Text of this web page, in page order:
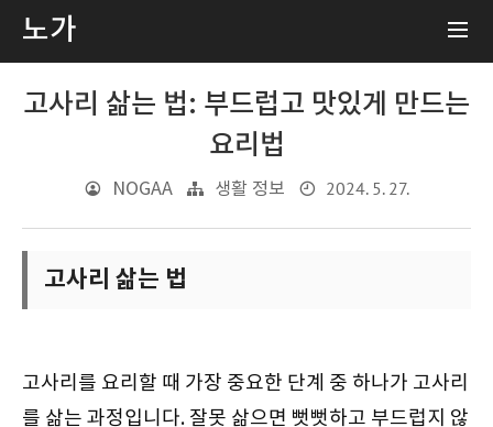
노가
고사리 삶는 법: 부드럽고 맛있게 만드는
요리법
NOGAA 생활 정보 2024. 5. 27.
고사리 삶는 법
고사리를 요리할 때 가장 중요한 단계 중 하나가 고사리
를 삶는 과정입니다. 잘못 삶으면 뻣뻣하고 부드럽지 않